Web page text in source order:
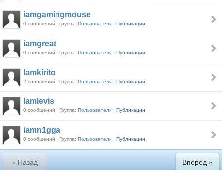
iamgamingmouse
0 сообщений · Группа: Пользователи · Публикации
iamgreat
0 сообщений · Группа: Пользователи · Публикации
Iamkirito
2 сообщений · Группа: Пользователи · Публикации
Iamlevis
0 сообщений · Группа: Пользователи · Публикации
iamn1gga
0 сообщений · Группа: Пользователи · Публикации
« Назад Вперед »